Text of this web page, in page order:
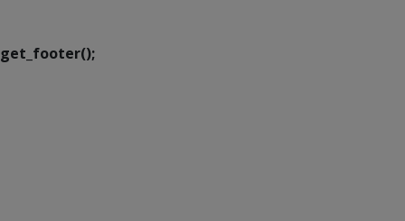
get_footer();